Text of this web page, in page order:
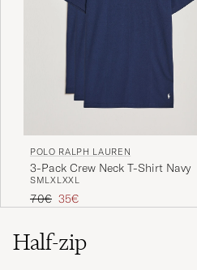
POLO RALPH LAUREN
3-Pack Crew Neck T-Shirt Navy
SMLXLXXL
Prezzo ordinario
70€ Prezzo ridotto
35€
Half-zip